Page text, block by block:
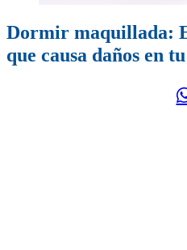
Dormir maquillada:
que causa daños en